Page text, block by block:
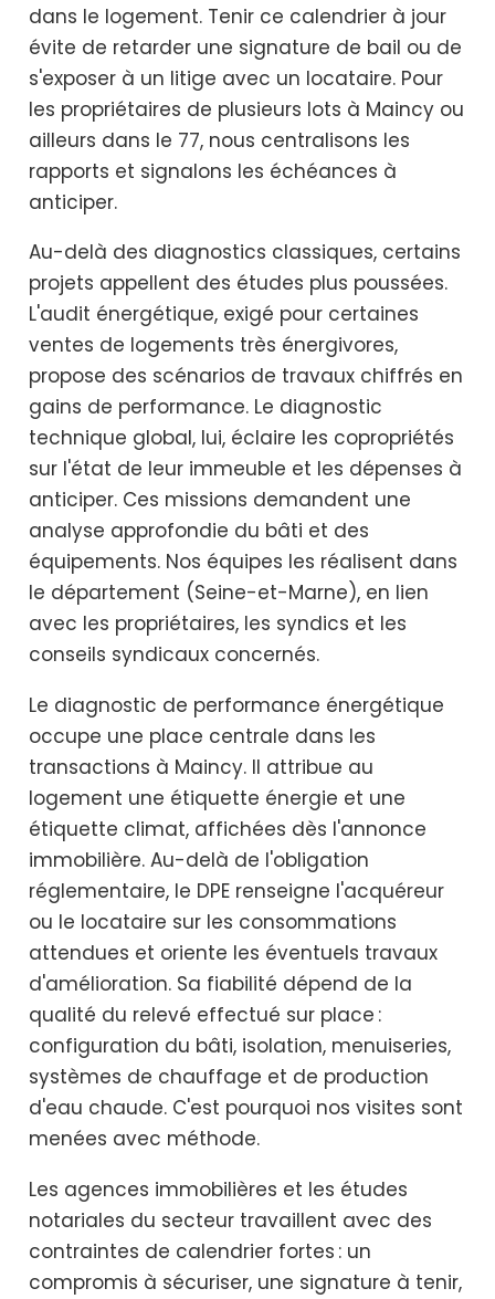
dans le logement. Tenir ce calendrier à jour
évite de retarder une signature de bail ou de
s'exposer à un litige avec un locataire. Pour
les propriétaires de plusieurs lots à Maincy ou
ailleurs dans le 77, nous centralisons les
rapports et signalons les échéances à
anticiper.
Au-delà des diagnostics classiques, certains
projets appellent des études plus poussées.
L'audit énergétique, exigé pour certaines
ventes de logements très énergivores,
propose des scénarios de travaux chiffrés en
gains de performance. Le diagnostic
technique global, lui, éclaire les copropriétés
sur l'état de leur immeuble et les dépenses à
anticiper. Ces missions demandent une
analyse approfondie du bâti et des
équipements. Nos équipes les réalisent dans
le département (Seine-et-Marne), en lien
avec les propriétaires, les syndics et les
conseils syndicaux concernés.
Le diagnostic de performance énergétique
occupe une place centrale dans les
transactions à Maincy. Il attribue au
logement une étiquette énergie et une
étiquette climat, affichées dès l'annonce
immobilière. Au-delà de l'obligation
réglementaire, le DPE renseigne l'acquéreur
ou le locataire sur les consommations
attendues et oriente les éventuels travaux
d'amélioration. Sa fiabilité dépend de la
qualité du relevé effectué sur place :
configuration du bâti, isolation, menuiseries,
systèmes de chauffage et de production
d'eau chaude. C'est pourquoi nos visites sont
menées avec méthode.
Les agences immobilières et les études
notariales du secteur travaillent avec des
contraintes de calendrier fortes : un
compromis à sécuriser, une signature à tenir,